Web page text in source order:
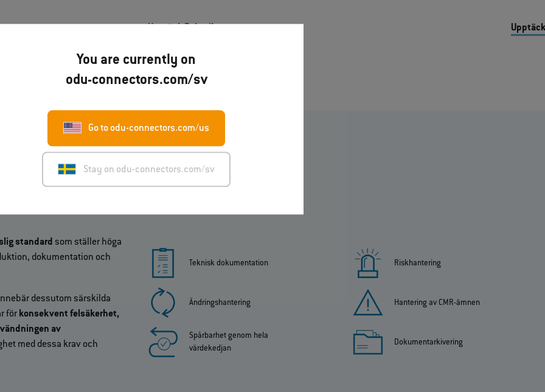
You are currently on
odu-connectors.com/sv
Go to odu-connectors.com/us
Stay on odu-connectors.com/sv
Upptäck Robotik
standard som ställer höga
dokumentation och
dessutom särskilda
för konsekvent felsäkerhet,
av
med dessa krav och
Teknisk dokumentation Riskhantering
Ändringshantering Hantering av CMR-ämnen
Spårbarhet genom hela
värdekedjan
Dokumentarkivering